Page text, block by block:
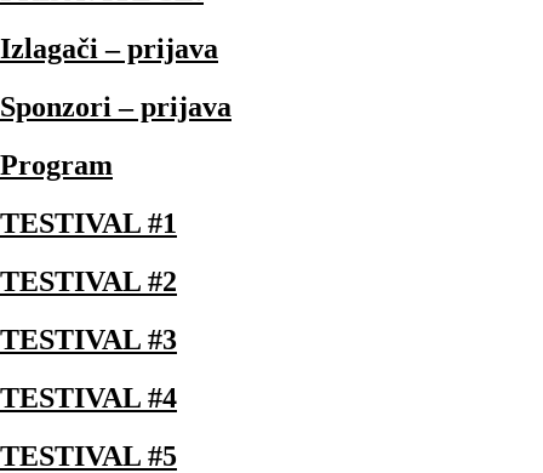
Izlagači – prijava
Sponzori – prijava
Program
TESTIVAL #1
TESTIVAL #2
TESTIVAL #3
TESTIVAL #4
TESTIVAL #5